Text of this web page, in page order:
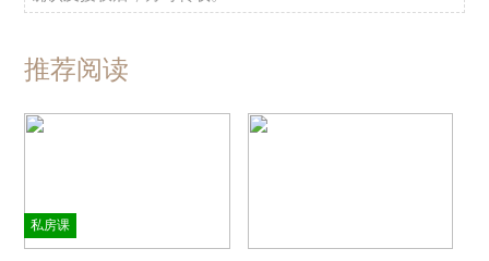
推荐阅读
私房课